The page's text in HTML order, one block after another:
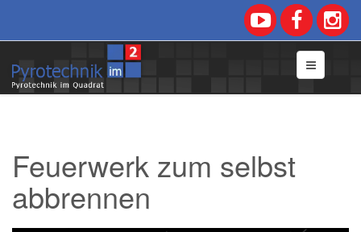
Feuerwerk zum selbst
abbrennen